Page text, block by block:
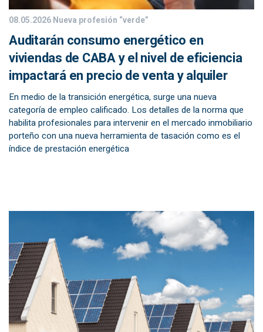
08.05.2026Nueva profesión “verde”
Auditarán consumo energético en
viviendas de CABA y el nivel de eficiencia
impactará en precio de venta y alquiler
En medio de la transición energética, surge una nueva
categoría de empleo calificado. Los detalles de la norma que
habilita profesionales para intervenir en el mercado inmobiliario
porteño con una nueva herramienta de tasación como es el
índice de prestación energética